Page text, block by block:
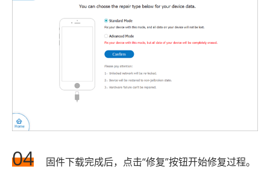
04
固件下载完成后，点击“修复”按钮开始修复过程。